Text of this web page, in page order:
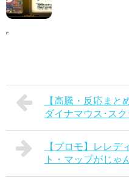
【高騰・反応まと
ダイナマウス･ス
【プロモ】レレデ
ト・マップがじゃ